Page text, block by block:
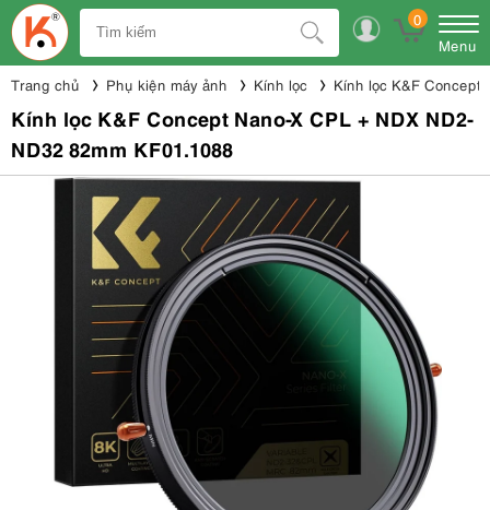
0
Menu
Trang chủ Phụ kiện máy ảnh Kính lọc Kính lọc K&F Concept
Kính lọc K&F Concept Nano-X CPL + NDX ND2-
ND32 82mm KF01.1088